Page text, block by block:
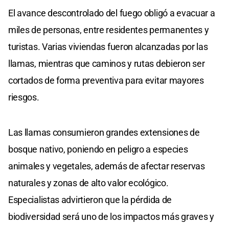
El avance descontrolado del fuego obligó a evacuar a
miles de personas, entre residentes permanentes y
turistas. Varias viviendas fueron alcanzadas por las
llamas, mientras que caminos y rutas debieron ser
cortados de forma preventiva para evitar mayores
riesgos.
Las llamas consumieron grandes extensiones de
bosque nativo, poniendo en peligro a especies
animales y vegetales, además de afectar reservas
naturales y zonas de alto valor ecológico.
Especialistas advirtieron que la pérdida de
biodiversidad será uno de los impactos más graves y